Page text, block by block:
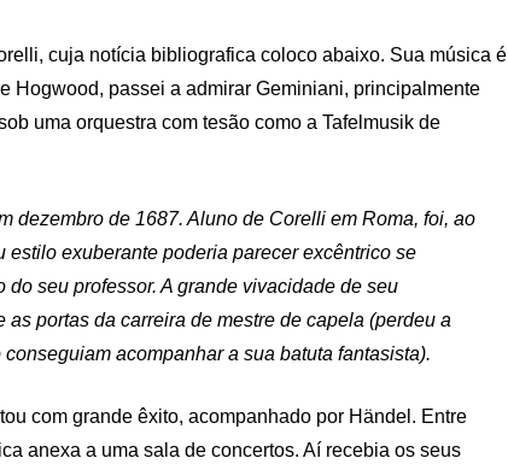
cuja notícia bibliografica coloco abaixo. Sua música é
Hogwood, passei a admirar Geminiani, principalmente
uma orquestra com tesão como a Tafelmusik de
dezembro de 1687. Aluno de Corelli em Roma, foi, ao
exuberante poderia parecer excêntrico se
seu professor. A grande vivacidade de seu
portas da carreira de mestre de capela (perdeu a
acompanhar a sua batuta fantasista).
com grande êxito, acompanhado por Händel. Entre
anexa a uma sala de concertos. Aí recebia os seus